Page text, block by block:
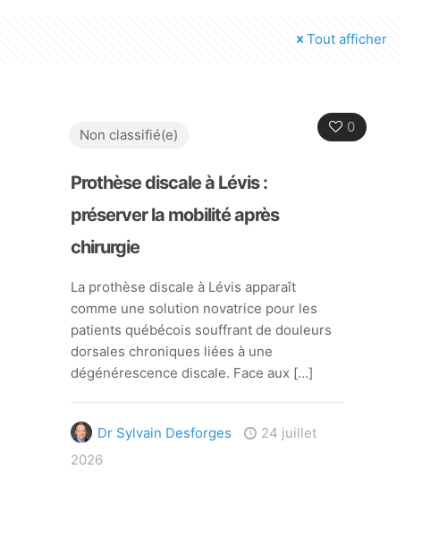
Tout afficher
0
Non classifié(e)
Prothèse discale à Lévis :
préserver la mobilité après
chirurgie
La prothèse discale à Lévis apparaît
comme une solution novatrice pour les
patients québécois souffrant de douleurs
dorsales chroniques liées à une
dégénérescence discale. Face aux[…]
Dr Sylvain Desforges
24 juillet
2026